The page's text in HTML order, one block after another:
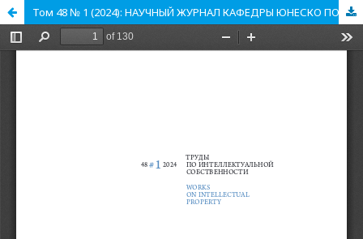
Том 48 № 1 (2024): НАУЧНЫЙ ЖУРНАЛ КАФЕДРЫ ЮНЕСКО ПО АВТОРСКОМУ ПРАВУ, СМЕЖНЫМ, КУЛЬТУРНЫМ И ИНФОРМАЦИОННЫМ ПРАВАМ